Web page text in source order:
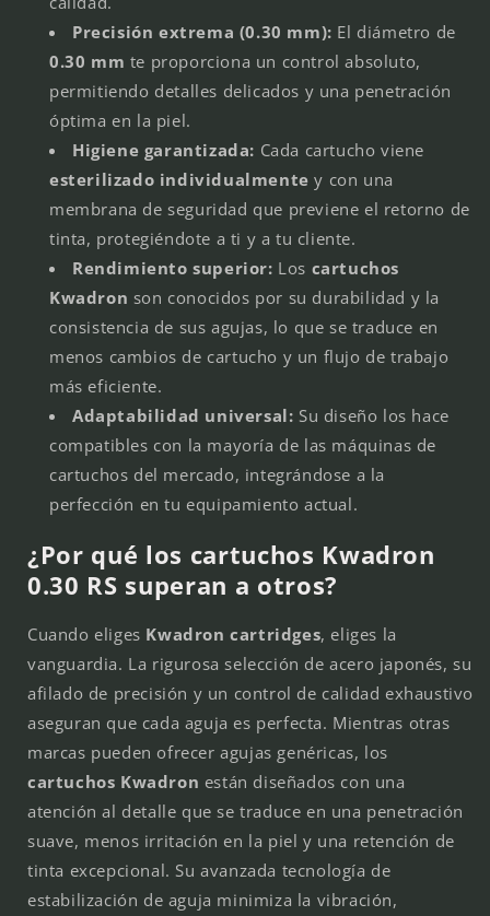
Precisión extrema (0.30 mm): El diámetro de
0.30 mm te proporciona un control absoluto,
permitiendo detalles delicados y una penetración
óptima en la piel.
Higiene garantizada: Cada cartucho viene
esterilizado individualmente y con una
membrana de seguridad que previene el retorno de
tinta, protegiéndote a ti y a tu cliente.
Rendimiento superior: Los cartuchos
Kwadron son conocidos por su durabilidad y la
consistencia de sus agujas, lo que se traduce en
menos cambios de cartucho y un flujo de trabajo
más eficiente.
Adaptabilidad universal: Su diseño los hace
compatibles con la mayoría de las máquinas de
cartuchos del mercado, integrándose a la
perfección en tu equipamiento actual.
¿Por qué los cartuchos Kwadron
0.30 RS superan a otros?
Cuando eliges Kwadron cartridges, eliges la
vanguardia. La rigurosa selección de acero japonés, su
afilado de precisión y un control de calidad exhaustivo
aseguran que cada aguja es perfecta. Mientras otras
marcas pueden ofrecer agujas genéricas, los
cartuchos Kwadron están diseñados con una
atención al detalle que se traduce en una penetración
suave, menos irritación en la piel y una retención de
tinta excepcional. Su avanzada tecnología de
estabilización de aguja minimiza la vibración,